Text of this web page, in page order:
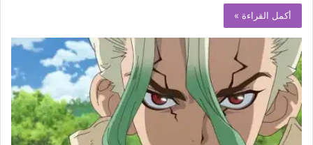
أكمل القراءة »